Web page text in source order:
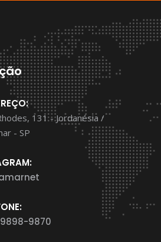
131 - Jordanésia /
- SP
9870